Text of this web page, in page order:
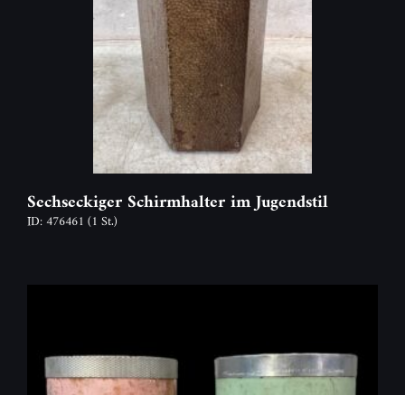
Sechseckiger Schirmhalter im Jugendstil
ID: 476461 (1 St.)